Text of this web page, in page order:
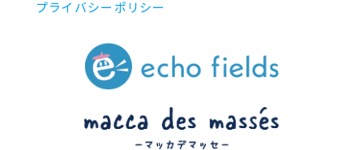
プライバシーポリシー